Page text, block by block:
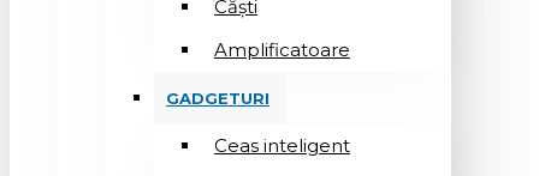
Căşti
Amplificatoare
GADGETURI
Ceas inteligent